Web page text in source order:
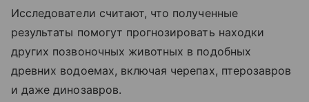
Исследователи считают, что полученные
результаты помогут прогнозировать находки
других позвоночных животных в подобных
древних водоемах, включая черепах, птерозавров
и даже динозавров.